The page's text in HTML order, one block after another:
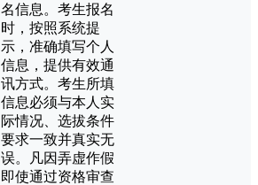
名信息。考生报名
时，按照系统提
示，准确填写个人
信息，提供有效通
讯方式。考生所填
信息必须与本人实
际情况、选拔条件
要求一致并真实无
误。凡因弄虚作假
即使通过资格审查